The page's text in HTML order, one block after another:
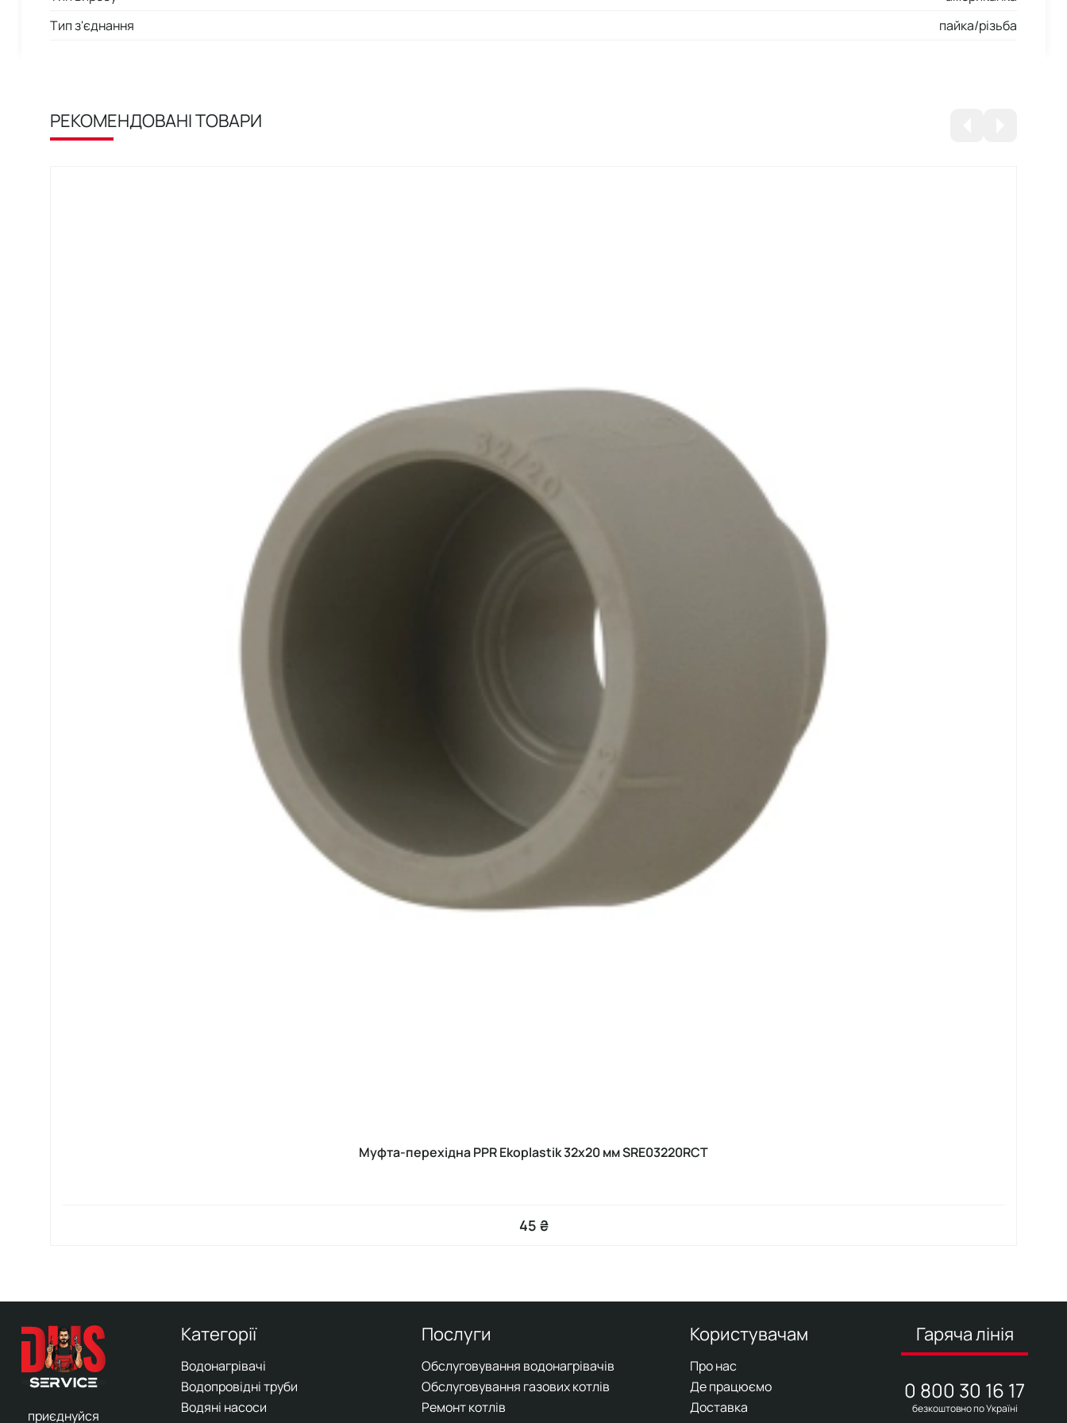
Тип з'єднання
пайка/різьба
РЕКОМЕНДОВАНІ ТОВАРИ
Муфта-перехідна PPR Ekoplastik 32х20 мм SRE03220RCT
45 ₴
приєднуйся
Категорії
Водонагрівачі
Водопровідні труби
Водяні насоси
Послуги
Обслуговування водонагрівачів
Обслуговування газових котлів
Ремонт котлів
Користувачам
Про нас
Де працюємо
Доставка
Гаряча лінія
0 800 30 16 17
безкоштовно по Україні